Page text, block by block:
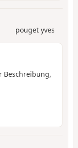
pouget yves
Beschreibung,